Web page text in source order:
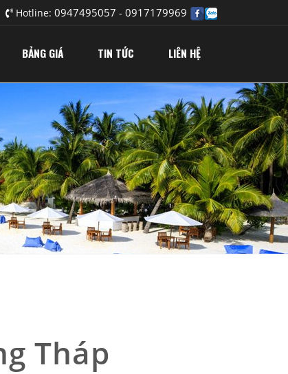
Hotline: 0947495057 - 0917179969
BẢNG GIÁ TIN TỨC LIÊN HỆ
Tháp